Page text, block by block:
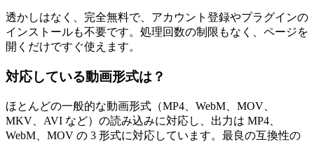
透かしはなく、完全無料で、アカウント登録やプラグインの
インストールも不要です。処理回数の制限もなく、ページを
開くだけですぐ使えます。
対応している動画形式は？
ほとんどの一般的な動画形式（MP4、WebM、MOV、
MKV、AVI など）の読み込みに対応し、出力は MP4、
WebM、MOV の 3 形式に対応しています。最良の互換性の